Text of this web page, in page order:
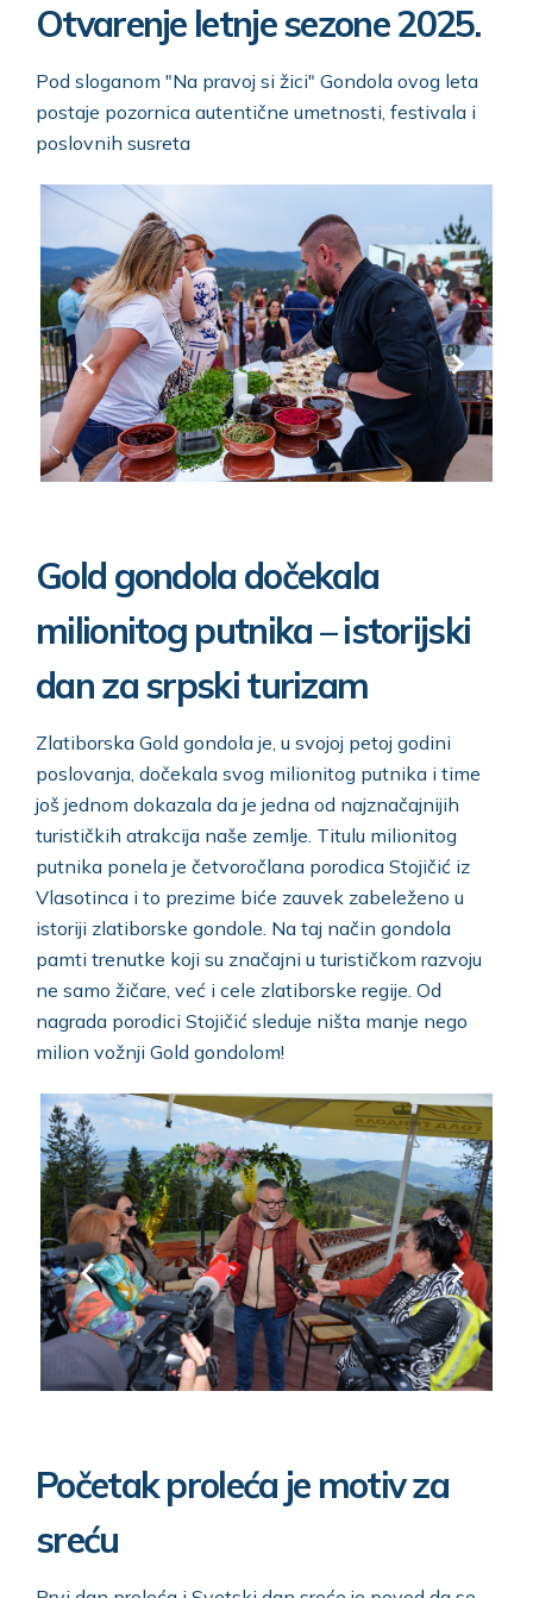
Otvarenje letnje sezone 2025.
Pod sloganom "Na pravoj si žici" Gondola ovog leta
postaje pozornica autentične umetnosti, festivala i
poslovnih susreta
Gold gondola dočekala
milionitog putnika – istorijski
dan za srpski turizam
Zlatiborska Gold gondola je, u svojoj petoj godini
poslovanja, dočekala svog milionitog putnika i time
još jednom dokazala da je jedna od najznačajnijih
turističkih atrakcija naše zemlje. Titulu milionitog
putnika ponela je četvoročlana porodica Stojičić iz
Vlasotinca i to prezime biće zauvek zabeleženo u
istoriji zlatiborske gondole. Na taj način gondola
pamti trenutke koji su značajni u turističkom razvoju
ne samo žičare, već i cele zlatiborske regije. Od
nagrada porodici Stojičić sleduje ništa manje nego
milion vožnji Gold gondolom!
Početak proleća je motiv za
sreću